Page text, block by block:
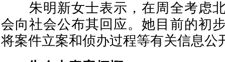
朱明新女士表示，在周全考虑北
会向社会公布其回应。她目前的初
将案件立案和侦办过程等有关信息公